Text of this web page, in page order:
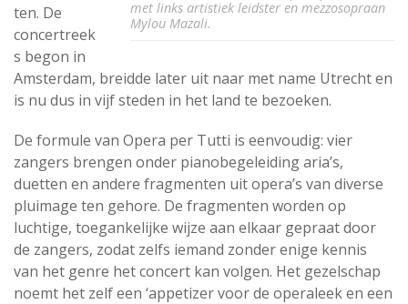
met links artistiek leidster en mezzosopraan
Mylou Mazali.
ten. De
concertreek
s begon in
Amsterdam, breidde later uit naar met name Utrecht en
is nu dus in vijf steden in het land te bezoeken.
De formule van Opera per Tutti is eenvoudig: vier
zangers brengen onder pianobegeleiding aria’s,
duetten en andere fragmenten uit opera’s van diverse
pluimage ten gehore. De fragmenten worden op
luchtige, toegankelijke wijze aan elkaar gepraat door
de zangers, zodat zelfs iemand zonder enige kennis
van het genre het concert kan volgen. Het gezelschap
noemt het zelf een ‘appetizer voor de operaleek en een